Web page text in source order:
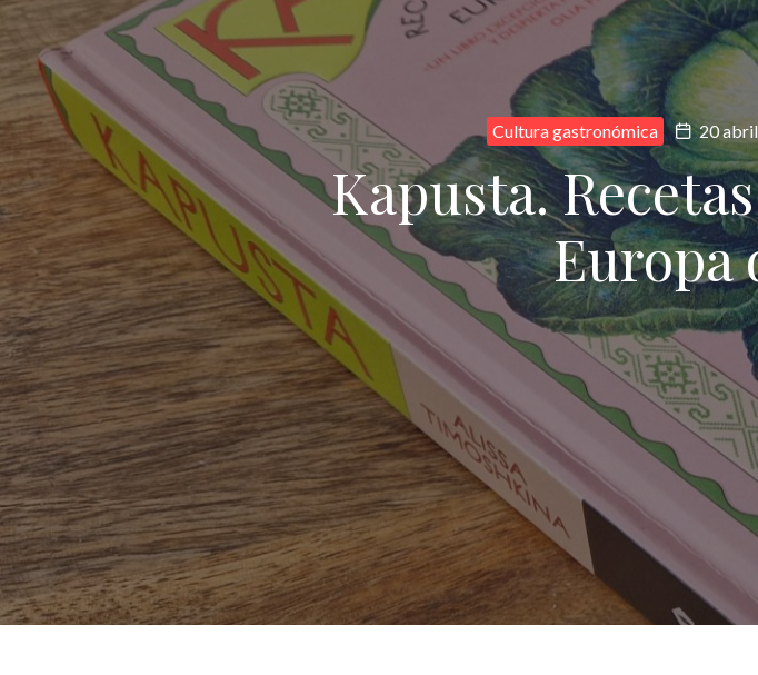
Cultura gastronómica 20
Kapusta.
Europa